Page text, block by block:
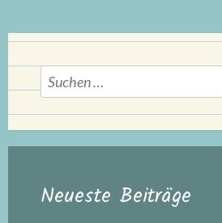
Suchen
nach:
Neueste Beiträge